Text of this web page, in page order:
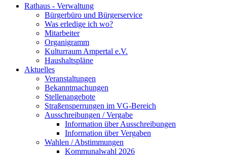
Rathaus - Verwaltung
Bürgerbüro und Bürgerservice
Was erledige ich wo?
Mitarbeiter
Organigramm
Kulturraum Ampertal e.V.
Haushaltspläne
Aktuelles
Veranstaltungen
Bekanntmachungen
Stellenangebote
Straßensperrungen im VG-Bereich
Ausschreibungen / Vergabe
Information über Ausschreibungen
Information über Vergaben
Wahlen / Abstimmungen
Kommunalwahl 2026